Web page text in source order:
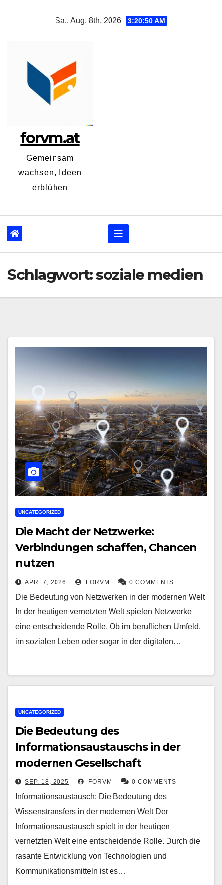
Sa.. Aug. 8th, 2026 3:20:51 AM
forvm.at
Gemeinsam
wachsen, Ideen
erblühen
Schlagwort:soziale medien
UNCATEGORIZED
Die Macht der Netzwerke:
Verbindungen schaffen, Chancen
nutzen
APR. 7, 2026 FORVM 0 COMMENTS
Die Bedeutung von Netzwerken in der modernen Welt
In der heutigen vernetzten Welt spielen Netzwerke
eine entscheidende Rolle. Ob im beruflichen Umfeld,
im sozialen Leben oder sogar in der digitalen…
UNCATEGORIZED
Die Bedeutung des
Informationsaustauschs in der
modernen Gesellschaft
SEP. 18, 2025 FORVM 0 COMMENTS
Informationsaustausch: Die Bedeutung des
Wissenstransfers in der modernen Welt Der
Informationsaustausch spielt in der heutigen
vernetzten Welt eine entscheidende Rolle. Durch die
rasante Entwicklung von Technologien und
Kommunikationsmitteln ist es…